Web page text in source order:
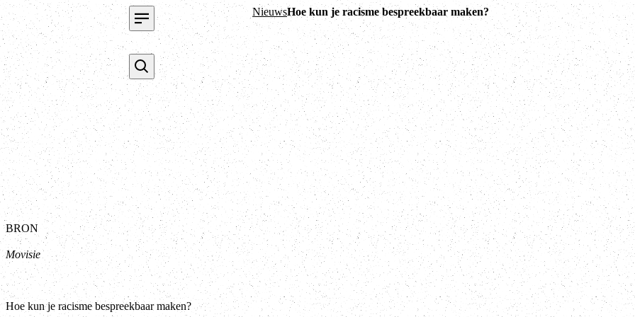
NieuwsHoe kun je racisme bespreekbaar maken?
BRON
Movisie
Hoe kun je racisme bespreekbaar maken?